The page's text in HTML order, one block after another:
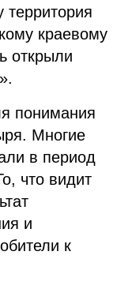
территория
краевому
открыли
понимания
Многие
в период
что видит
и
к